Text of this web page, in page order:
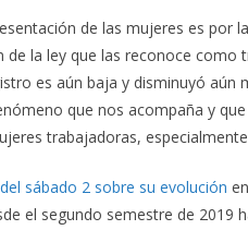
de las mujeres es por
de la ley que las reconoce
es aún baja y disminuyó aún
que nos acompaña y
trabajadoras,
sábado 2 sobre su evolución
el segundo semestre de 2019